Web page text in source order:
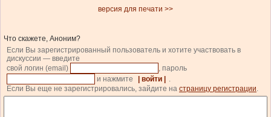
версия для печати >>
Что скажете, Аноним?
Если Вы зарегистрированный пользователь и хотите участвовать в
дискуссии — введите
свой логин (email)
, пароль
и нажмите
| войти |
.
Если Вы еще не зарегистрировались, зайдите на страницу регистрации.